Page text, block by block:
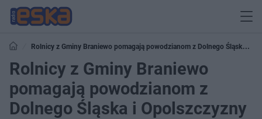
Rolnicy z Gminy Braniewo pomagają powodzianom z Dolnego Śląska i
Opolszczyzny
Rolnicy z Gminy Braniewo
pomagają powodzianom z
Dolnego Śląska i Opolszczyzny